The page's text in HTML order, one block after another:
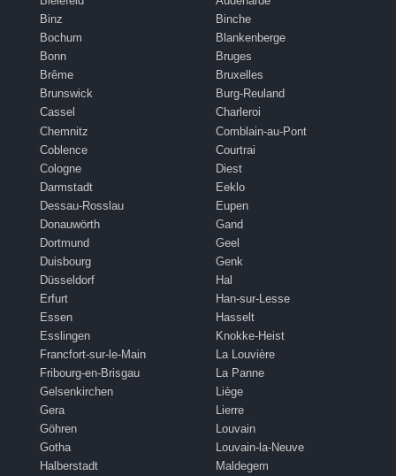
Binz
Bochum
Bonn
Brême
Brunswick
Cassel
Chemnitz
Coblence
Cologne
Darmstadt
Dessau-Rosslau
Donauwörth
Dortmund
Duisbourg
Düsseldorf
Erfurt
Essen
Esslingen
Francfort-sur-le-Main
Fribourg-en-Brisgau
Gelsenkirchen
Gera
Göhren
Gotha
Halberstadt
Binche
Blankenberge
Bruges
Bruxelles
Burg-Reuland
Charleroi
Comblain-au-Pont
Courtrai
Diest
Eeklo
Eupen
Gand
Geel
Genk
Hal
Han-sur-Lesse
Hasselt
Knokke-Heist
La Louvière
La Panne
Liège
Lierre
Louvain
Louvain-la-Neuve
Maldegem